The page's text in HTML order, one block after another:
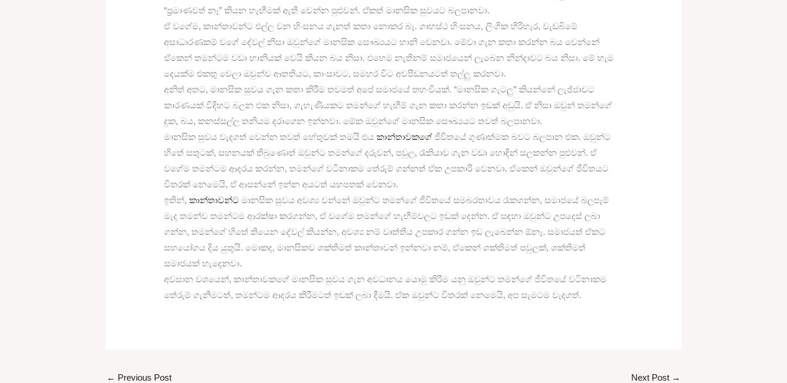
“ප්‍රමාණවත් නෑ” කියන හැඟීමක් ඇති වෙන්න පුළුවන්. ඒකත් මානසික සුවයට බලපානවා.
ඒ වගේම, කාන්තාවන්ට එල්ල වන හිංසනය ගැනත් කතා නොකර බෑ. ගෘහස්ථ හිංසනය, ලිංගික හිරිහැර, වැඩබිමේ
අසාධාරණකම් වගේ දේවල් නිසා ඔවුන්ගේ මානසික සෞඛ්‍යයට හානි වෙනවා. මේවා ගැන කතා කරන්න බය වෙන්නේ
ඒකෙන් තමන්ටම වඩා හානියක් වෙයි කියන බය නිසා. එහෙම නැතිනම් සමාජයෙන් ලැබෙන නින්දාවට බය නිසා. මේ හැම
දෙයක්ම එකතු වෙලා ඔවුන්ව ආතතියට, කාංසාවට, සමහර විට අවපීඩනයටත් තල්ලු කරනවා.
අනිත් අතට, මානසික සුවය ගැන කතා කිරීම තවමත් අපේ සමාජයේ තහංචියක්. “මානසික ගැටලු” කියන්නේ ලැජ්ජාවට
කාරණයක් විදිහට බලන එක නිසා, ගැහැණියකට තමන්ගේ හැඟීම් ගැන කතා කරන්න ඉඩක් අඩුයි. ඒ නිසා ඔවුන් තමන්ගේ
දුක, බය, කනස්සල්ල තනියම දරාගෙන ඉන්නවා. මේක ඔවුන්ගේ මානසික සෞඛ්‍යයට තවත් බලපානවා.
මානසික සුවය වැදගත් වෙන්න තවත් හේතුවක් තමයි එයකාන්තාවකගේ ජීවිතයේ ගුණාත්මක බවට බලපාන එක. ඔවුන්ට
හිතේ සතුටක්, සහනයක් තිබුණොත් ඔවුන්ට තමන්ගේ දරුවන්, පවුල, රැකියාව ගැන වඩා හොඳින් සලකන්න පුළුවන්. ඒ
වගේම තමන්ටම ආදරය කරන්න, තමන්ගේ වටිනාකම තේරුම් ගන්නත් ඒක උපකාරි වෙනවා. ඒකෙන් ඔවුන්ගේ ජීවිතයට
විතරක් නෙමෙයි, ඒ ආසන්නේ ඉන්න අයටත් යහපතක් වෙනවා.
ඉතින්,කාන්තාවන්ට මානසික සුවය අවශ්‍ය වන්නේ ඔවුන්ට තමන්ගේ ජීවිතයේ සමබරතාවය රැකගන්න, සමාජයේ බලපෑම්
මැද තමන්ව තමන්ටම ආරක්ෂා කරගන්න, ඒ වගේම තමන්ගේ හැඟීම්වලට ඉඩක් දෙන්න. ඒ සඳහා ඔවුන්ට උපදෙස් ලබා
ගන්න, තමන්ගේ හිතේ තියෙන දේවල් කියන්න, අවශ්‍ය නම් වෘත්තීය උපකාර ගන්න ඉඩ ලැබෙන්න ඕනෑ. සමාජයත් ඒකට
සහයෝගය දිය යුතුයි. මොකද, මානසිකව ශක්තිමත් කාන්තාවන් ඉන්නවා නම්, ඒකෙන් ශක්තිමත් පවුලක්, ශක්තිමත්
සමාජයක් හැදෙනවා.
අවසාන වශයෙන්, කාන්තාවකගේ මානසික සුවය ගැන අවධානය යොමු කිරීම යනු ඔවුන්ට තමන්ගේ ජීවිතයේ වටිනාකම
තේරුම් ගැනීමටත්, තමන්ටම ආදරය කිරීමටත් ඉඩක් ලබා දීමයි. ඒක ඔවුන්ට විතරක් නෙමෙයි, අප සැමටම වැදගත්.
← Previous Post Next Post →